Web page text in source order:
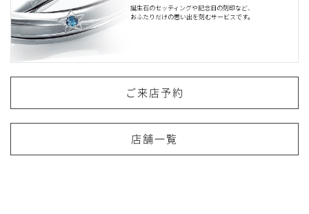
誕生石のセッティングや記念日の刻印など、
おふたりだけの思い出を刻むサービスです。
ご来店予約
店舗一覧